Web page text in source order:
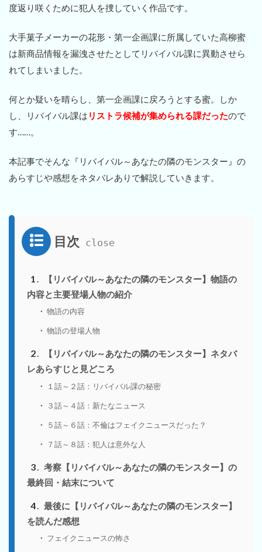
度返り咲くために犯人を捜していく作品です。
大手菓子メーカーの花形・第一企画課に所属していた高柳蜜
は新商品情報を漏洩させたとしてリバイバル課に異動させら
れてしまいました。
何とか疑いを晴らし、第一企画課に戻ろうとする蜜。しか
し、リバイバル課は リストラ候補が集められる課だったので
す……。
本記事でそんな『リバイバル～あなたの隣のモンスター』の
あらすじや感想をネタバレありで解説していきます。
目次
1
【リバイバル～あなたの隣のモンスター】物語の
内容と主要登場人物の紹介
物語の内容
物語の登場人物
2
【リバイバル～あなたの隣のモンスター】ネタバ
レあらすじと見どころ
１話～２話：リバイバル課の秘密
３話～４話：新たなニュース
５話～６話：不倫はフェイクニュースだった？
７話～８話：犯人は意外な人
3
考察【リバイバル～あなたの隣のモンスター】の
最終回・結末について
4
最後に【リバイバル～あなたの隣のモンスター】
を読んだ感想
フェイクニュースの怖さ